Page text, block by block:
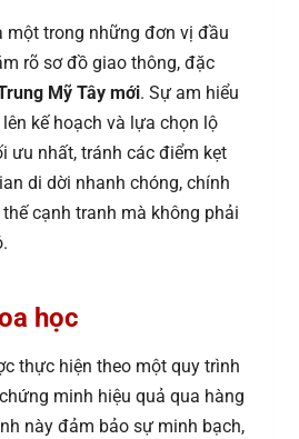
một trong những đơn vị đầu
rõ sơ đồ giao thông, đặc
Mỹ Tây mới. Sự am hiểu
kế hoạch và lựa chọn lộ
ưu nhất, tránh các điểm kẹt
di dời nhanh chóng, chính
cạnh tranh mà không phải
học
thực hiện theo một quy trình
minh hiệu quả qua hàng
này đảm bảo sự minh bạch,